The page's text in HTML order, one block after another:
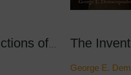
Orthodox Constructions of the West The
George E.